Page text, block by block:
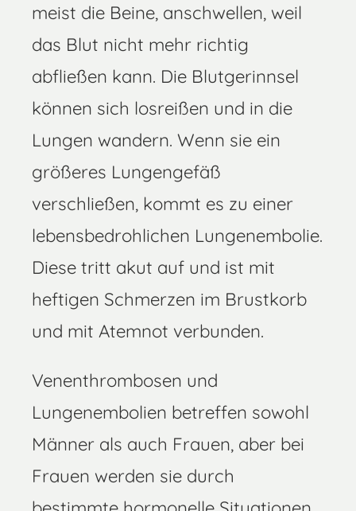
meist die Beine, anschwellen, weil
das Blut nicht mehr richtig
abfließen kann. Die Blutgerinnsel
können sich losreißen und in die
Lungen wandern. Wenn sie ein
größeres Lungengefäß
verschließen, kommt es zu einer
lebensbedrohlichen Lungenembolie.
Diese tritt akut auf und ist mit
heftigen Schmerzen im Brustkorb
und mit Atemnot verbunden.
Venenthrombosen und
Lungenembolien betreffen sowohl
Männer als auch Frauen, aber bei
Frauen werden sie durch